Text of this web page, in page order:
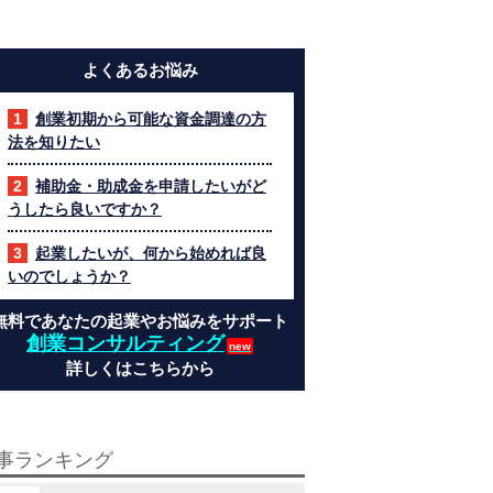
よくあるお悩み
創業初期から可能な資金調達の方
法を知りたい
補助金・助成金を申請したいがど
うしたら良いですか？
起業したいが、何から始めれば良
いのでしょうか？
料であなたの起業やお悩みをサポート
創業コンサルティング
詳しくはこちらから
ランキング